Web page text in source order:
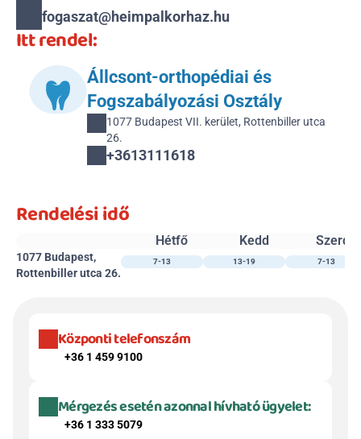
fogaszat@heimpalkorhaz.hu
Itt rendel:
Állcsont-orthopédiai és
Fogszabályozási Osztály
1077 Budapest VII. kerület, Rottenbiller utca
26.
+3613111618
Rendelési idő
Hétfő Kedd Szerda
1077 Budapest,
Rottenbiller utca 26.
7-13 13-19 7-13
Központi telefonszám
+36 1 459 9100
Mérgezés esetén azonnal hívható ügyelet:
+36 1 333 5079